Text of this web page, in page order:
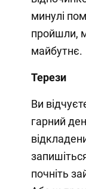
минулі
пройшли,
майбутнє.
Терези
Ви
гарний
почніть